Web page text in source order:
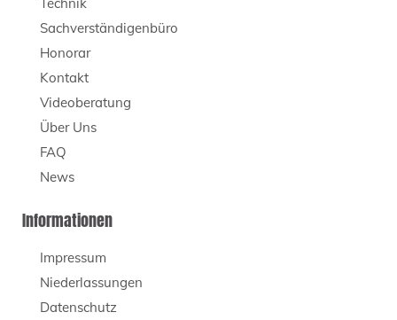
Sachverständigenbüro
Honorar
Kontakt
Videoberatung
Über Uns
FAQ
News
Informationen
Impressum
Niederlassungen
Datenschutz